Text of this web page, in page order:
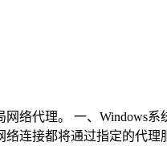
络代理。 一、Windows系
连接都将通过指定的代理